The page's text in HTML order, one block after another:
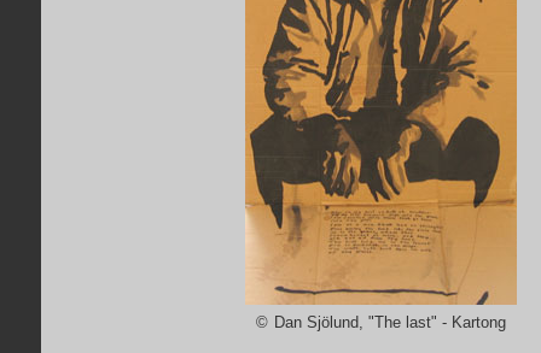
© Dan Sjölund, "The last" - Kartong